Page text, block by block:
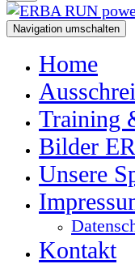
Navigation umschalten
Home
Training
Bilder
Unsere
Kontakt